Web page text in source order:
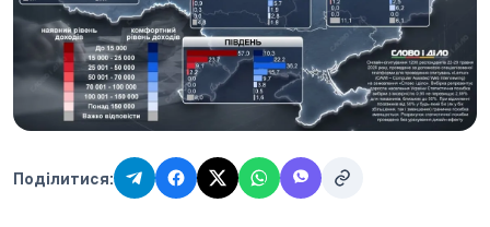
Поділитися: